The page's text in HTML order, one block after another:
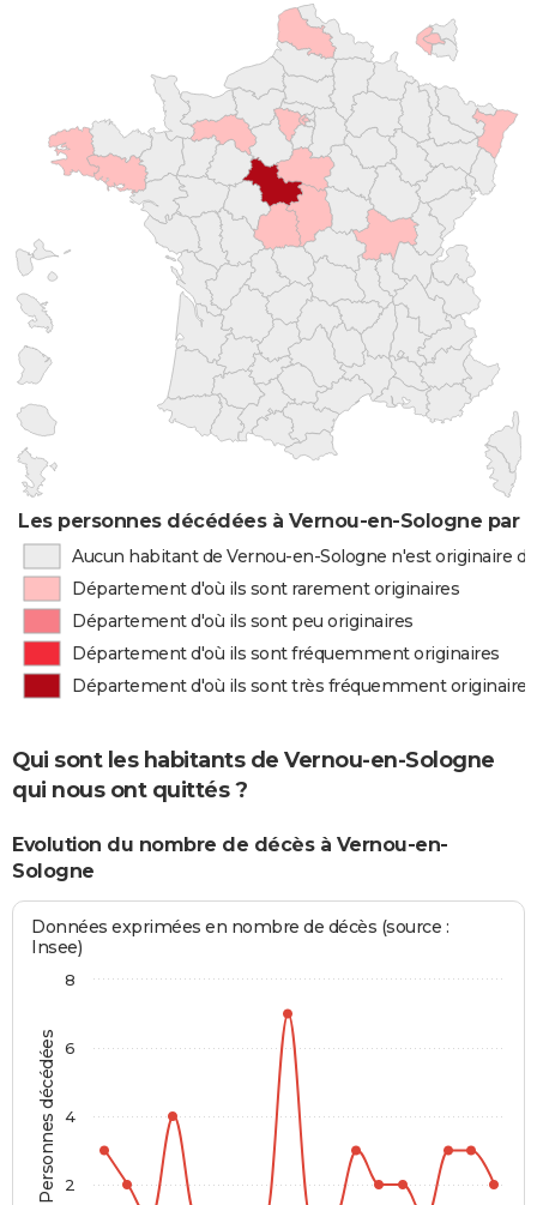
Les personnes décédées à Vernou-en-Sologne par
Aucun habitant de Vernou-en-Sologne n'est originaire
Département d'où ils sont rarement originaires
Département d'où ils sont peu originaires
Département d'où ils sont fréquemment originaires
Département d'où ils sont très fréquemment originaires
Qui sont les habitants de Vernou-en-Sologne
qui nous ont quittés ?
Evolution du nombre de décès à Vernou-en-
Sologne
Personnes décédées
Données exprimées en nombre de décès (source :
Insee)
2
4
6
8